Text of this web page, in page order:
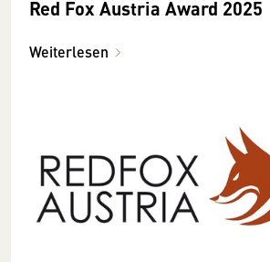
Red Fox Austria Award 2025
Weiterlesen